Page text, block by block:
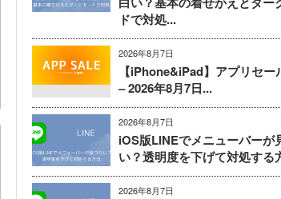
ドで対処...
2026年8月7日
【iPhone&iPad】アプリセー
– 2026年8月7日...
2026年8月7日
iOS版LINEでメニューバーが
い？透明度を下げて対処する
2026年8月7日